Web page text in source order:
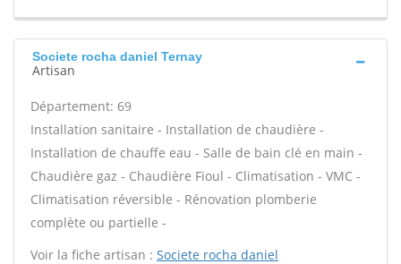
Societe rocha daniel Ternay
Artisan
Département: 69
Installation sanitaire - Installation de chaudière -
Installation de chauffe eau - Salle de bain clé en main -
Chaudière gaz - Chaudière Fioul - Climatisation - VMC -
Climatisation réversible - Rénovation plomberie
complète ou partielle -
Voir la fiche artisan : Societe rocha daniel